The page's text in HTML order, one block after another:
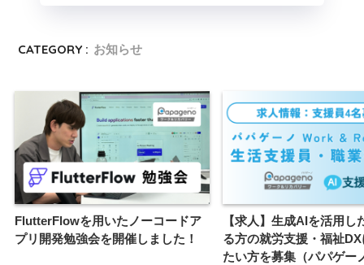
CATEGORY : お知らせ
FlutterFlowを用いたノーコードア
プリ開発勉強会を開催しました！
【求人】生成AIを活用し
る方の就労支援・福祉
たい方を募集（パパゲー